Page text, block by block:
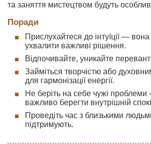
та заняття мистецтвом будуть
Поради
Прислухайтеся до інтуїції —
ухвалити важливі рішення.
Відпочивайте, уникайте
Займіться творчістю або
для гармонізації енергії.
Не беріть на себе чужі проблеми
важливо берегти внутрішній
Проведіть час з близькими
підтримують.